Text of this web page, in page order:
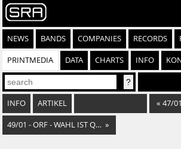
NEWS BANDS COMPANIES RECORDS
PRINTMEDIA DATA CHARTS INFO
INFO ARTIKEL «
49/01 - ORF - WAHL IST QUAL »